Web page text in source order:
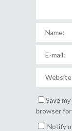
Save
browser
Notify